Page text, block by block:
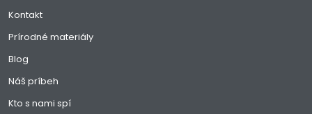
Kontakt
Prírodné materiály
Blog
Náš príbeh
Kto s nami spí